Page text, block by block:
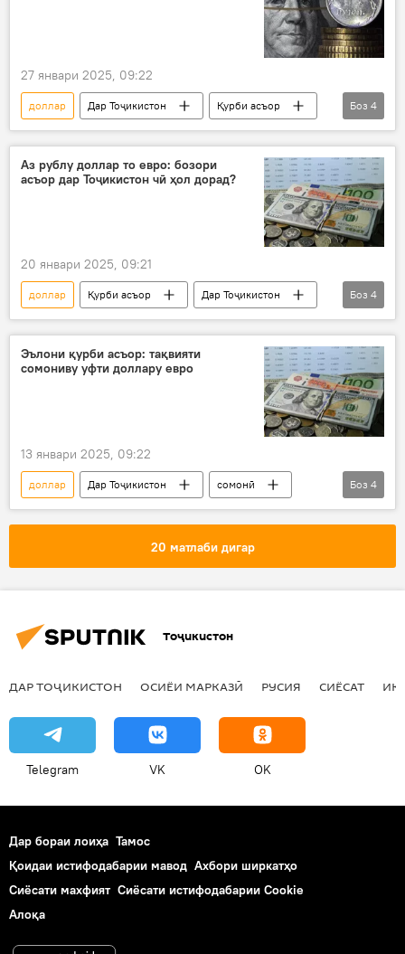
27 январи 2025, 09:22
доллар Дар Тоҷикистон
Қурби асъор
рубл
евро
сомонӣ
Иқтисод
Боз 4
Аз рублу доллар то евро: бозори
асъор дар Тоҷикистон чӣ ҳол дорад?
20 январи 2025, 09:21
доллар Қурби асъор
Дар Тоҷикистон
рубл
евро
сомонӣ
Иқтисод
Боз 4
Эълони қурби асъор: тақвияти
сомониву уфти доллару евро
13 январи 2025, 09:22
доллар Дар Тоҷикистон
сомонӣ
евро
рубл
Қурби асъор
Боз 4
20 матлаби дигар
Тоҷикистон
ДАР ТОҶИКИСТОН ОСИЁИ МАРКАЗӢ РУСИЯ СИЁСАТ
Telegram VK OK
Дар бораи лоиҳа Тамос
Қоидаи истифодабарии мавод Ахбори ширкатҳо
Сиёсати махфият Сиёсати истифодабарии Cookie
Алоқа